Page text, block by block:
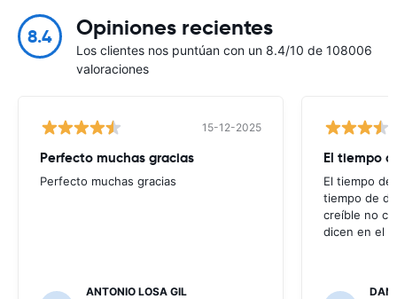
8.4 Opiniones recientes
Los clientes nos puntúan con un 8.4/10 de 108006
valoraciones
15-12-2025
Perfecto muchas gracias
Perfecto muchas gracias
ANTONIO LOSA GIL
El tiempo
El tiempo
tiempo de
creíble no
dicen en el